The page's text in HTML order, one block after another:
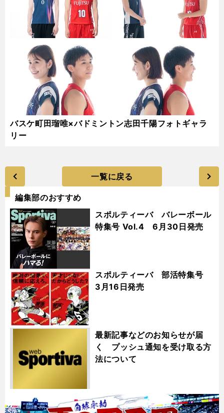
バスケ町田瑠唯×バドミントン志田千陽フォトギャラ
リー
一覧に戻る
編集部のおすすめ
スポルティーバ バレーボール
特集号 Vol.4 6月30日発売
スポルティーバ 部活特集号
3月16日発売
最新記事などのお知らせが届
く プッシュ通知を受け取る方
法について